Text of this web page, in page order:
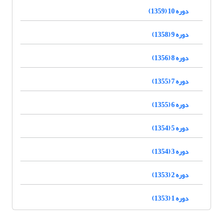
دوره 10 (1359)
دوره 9 (1358)
دوره 8 (1356)
دوره 7 (1355)
دوره 6 (1355)
دوره 5 (1354)
دوره 3 (1354)
دوره 2 (1353)
دوره 1 (1353)